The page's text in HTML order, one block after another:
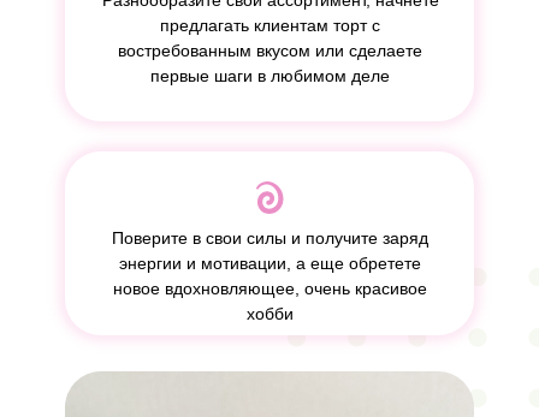
Поверите в свои силы и получите заряд
энергии и мотивации, а еще обретете
новое вдохновляющее, очень красивое
хобби
предлагать клиентам торт с
востребованным вкусом или сделаете
первые шаги в любимом деле